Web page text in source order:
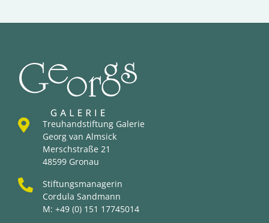
Treuhandstiftung Galerie
Georg van Almsick
Merschstraße 21
48599 Gronau
Stiftungsmanagerin
Cordula Sandmann
M: +49 (0) 151 17745014